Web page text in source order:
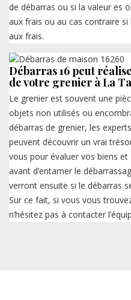
de débarras ou si la valeur es
aux frais ou au cas contraire
aux frais.
Débarras 16 peut
de votre grenier à La
Le grenier est souvent une
objets non utilisés ou
débarras de grenier, les
peuvent découvrir un vrai
vous pour évaluer vos biens
avant d’entamer le
verront ensuite si le débarras
Sur ce fait, si vous vous
n’hésitez pas à contacter